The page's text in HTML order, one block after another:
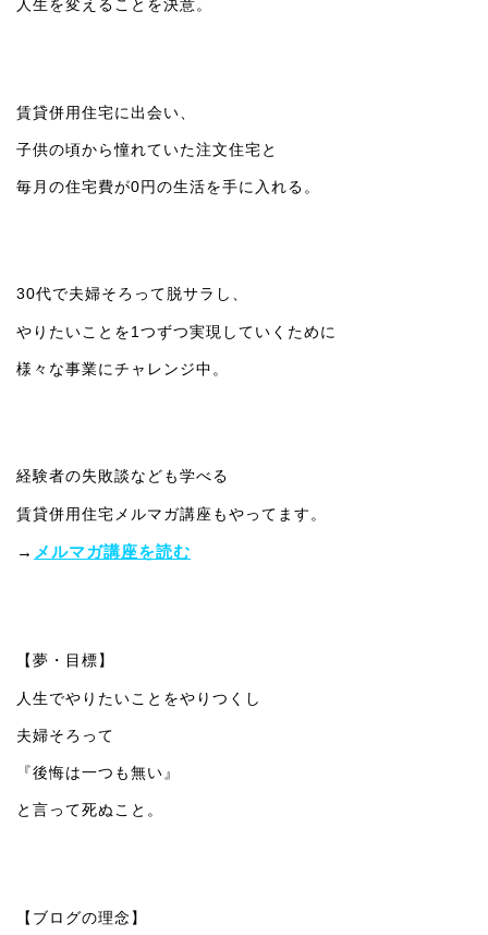
人生を変えることを決意。
賃貸併用住宅に出会い、
子供の頃から憧れていた注文住宅と
毎月の住宅費が0円の生活を手に入れる。
30代で夫婦そろって脱サラし、
やりたいことを1つずつ実現していくために
様々な事業にチャレンジ中。
経験者の失敗談なども学べる
賃貸併用住宅メルマガ講座もやってます。
→ メルマガ講座を読む
【夢・目標】
人生でやりたいことをやりつくし
夫婦そろって
『後悔は一つも無い』
と言って死ぬこと。
【ブログの理念】